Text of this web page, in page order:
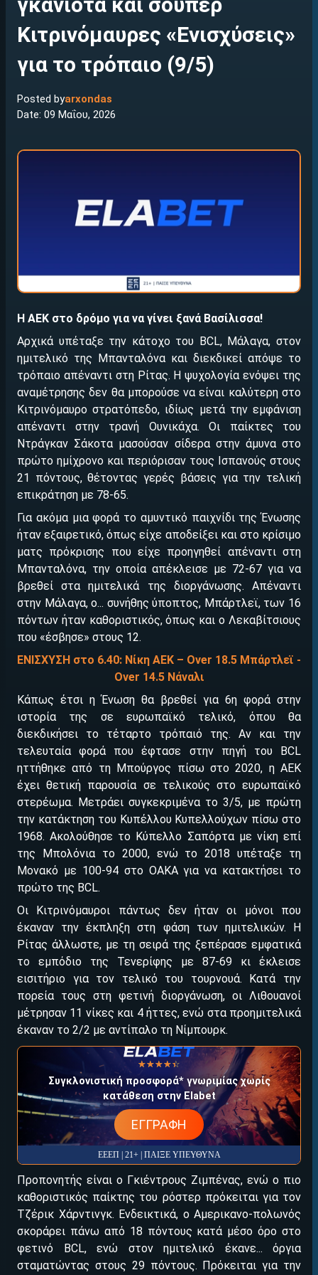
Κιτρινόμαυρες «Ενισχύσεις»
για το τρόπαιο (9/5)
Posted byarxondas
Date: 09 Μαΐου, 2026
Η ΑΕΚ στο δρόμο για να γίνει ξανά Βασίλισσα!
Αρχικά υπέταξε την κάτοχο του BCL, Μάλαγα, στον
ημιτελικό της Μπανταλόνα και διεκδικεί απόψε το
τρόπαιο απέναντι στη Ρίτας. Η ψυχολογία ενόψει της
αναμέτρησης δεν θα μπορούσε να είναι καλύτερη στο
Κιτρινόμαυρο στρατόπεδο, ιδίως μετά την εμφάνιση
απέναντι στην τρανή Ουνικάχα. Οι παίκτες του
Ντράγκαν Σάκοτα μασούσαν σίδερα στην άμυνα στο
πρώτο ημίχρονο και περιόρισαν τους Ισπανούς στους
21 πόντους, θέτοντας γερές βάσεις για την τελική
επικράτηση με 78-65.
Για ακόμα μια φορά το αμυντικό παιχνίδι της Ένωσης
ήταν εξαιρετικό, όπως είχε αποδείξει και στο κρίσιμο
ματς πρόκρισης που είχε προηγηθεί απέναντι στη
Μπανταλόνα, την οποία απέκλεισε με 72-67 για να
βρεθεί στα ημιτελικά της διοργάνωσης. Απέναντι
στην Μάλαγα, ο... συνήθης ύποπτος, Μπάρτλεϊ, των 16
πόντων ήταν καθοριστικός, όπως και ο Λεκαβίτσιους
που «έσβησε» στους 12.
ΕΝΙΣΧΥΣΗ στο 6.40: Νίκη ΑΕΚ – Over 18.5 Μπάρτλεϊ -
Over 14.5 Νάναλι
Κάπως έτσι η Ένωση θα βρεθεί για 6η φορά στην
ιστορία της σε ευρωπαϊκό τελικό, όπου θα
διεκδικήσει το τέταρτο τρόπαιό της. Αν και την
τελευταία φορά που έφτασε στην πηγή του BCL
ηττήθηκε από τη Μπούργος πίσω στο 2020, η ΑΕΚ
έχει θετική παρουσία σε τελικούς στο ευρωπαϊκό
στερέωμα. Μετράει συγκεκριμένα το 3/5, με πρώτη
την κατάκτηση του Κυπέλλου Κυπελλούχων πίσω στο
1968. Ακολούθησε το Κύπελλο Σαπόρτα με νίκη επί
της Μπολόνια το 2000, ενώ το 2018 υπέταξε τη
Μονακό με 100-94 στο ΟΑΚΑ για να κατακτήσει το
πρώτο της BCL.
Οι Κιτρινόμαυροι πάντως δεν ήταν οι μόνοι που
έκαναν την έκπληξη στη φάση των ημιτελικών. Η
Ρίτας άλλωστε, με τη σειρά της ξεπέρασε εμφατικά
το εμπόδιο της Τενερίφης με 87-69 κι έκλεισε
εισιτήριο για τον τελικό του τουρνουά. Κατά την
πορεία τους στη φετινή διοργάνωση, οι Λιθουανοί
μέτρησαν 11 νίκες και 4 ήττες, ενώ στα προημιτελικά
έκαναν το 2/2 με αντίπαλο τη Νίμπουρκ.
☆☆☆☆☆
★★★★★
Συγκλονιστική προσφορά* γνωριμίας χωρίς
κατάθεση στην Elabet
ΕΓΓΡΑΦΗ
ΕΕΕΠ | 21+ | ΠΑΙΞΕ ΥΠΕΥΘΥΝΑ
Προπονητής είναι ο Γκιέντρους Ζιμπένας, ενώ ο πιο
καθοριστικός παίκτης του ρόστερ πρόκειται για τον
Τζέρικ Χάρντινγκ. Ενδεικτικά, ο Αμερικανο-πολωνός
σκοράρει πάνω από 18 πόντους κατά μέσο όρο στο
φετινό BCL, ενώ στον ημιτελικό έκανε... όργια
σταματώντας στους 29 πόντους. Πρόκειται για την
ΕΓΚΡΙΣΗ ΑΠΟ ΑΡΧΟΝΤΑ ΕΓΚΡΙΣΗ ΑΠΟ ΑΡΧΟΝΤΑ
ΕΓΚΡΙΣΗ ΑΠΟ ΑΡΧΟΝΤΑ ΕΓΚΡΙΣΗ ΑΠΟ ΑΡΧΟΝΤΑ